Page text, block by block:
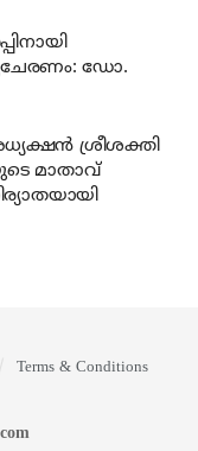
ഡോ.
ശ്രീശക്തി
മാതാവ്
Terms & Conditions